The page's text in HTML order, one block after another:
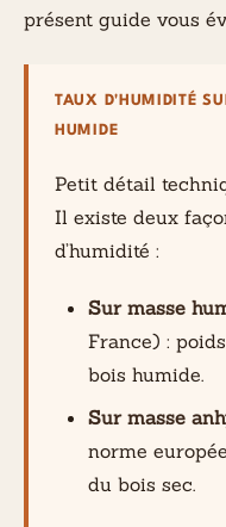
présent guide vous
TAUX D'HUMIDITÉ
HUMIDE
Petit détail
Il existe deux
d’humidité :
Sur masse
France) :
bois humide.
Sur masse
norme
du bois sec.